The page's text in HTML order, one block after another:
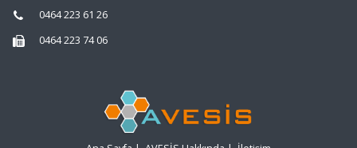
0464 223 61 26
0464 223 74 06